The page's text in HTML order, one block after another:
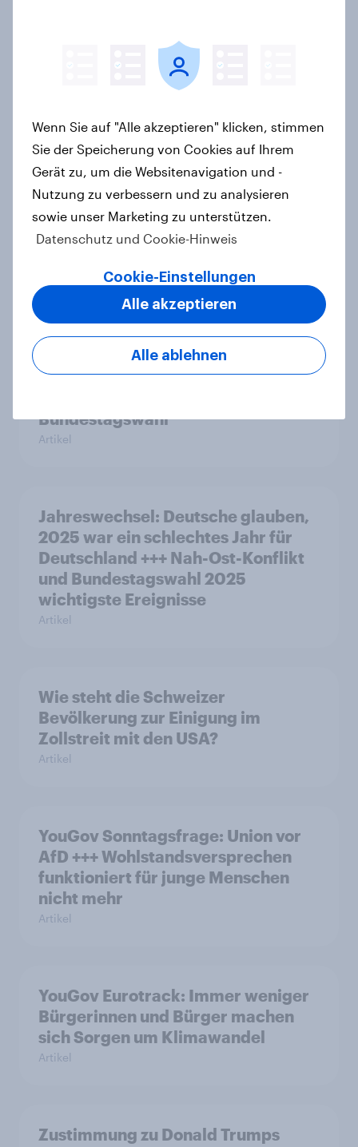
Europäerinnen und Europäer die
transatlantischen Beziehungen
YouGov Sonntagsfrage Februar
2026: Zustimmung zur Union bleibt
unter Bundestagswahl-Ergebnis +++
Zufriedenheit mit Bundesregierung
YouGov Sonntagsfrage: Union und
AfD weiter gleichauf, SPD auf
Bundestagswahl
Artikel
Jahreswechsel: Deutsche glauben,
2025 war ein schlechtes Jahr für
Deutschland +++ Nah-Ost-Konflikt
und Bundestagswahl 2025
wichtigste Ereignisse
Artikel
Wie steht die Schweizer
Bevölkerung zur Einigung im
Zollstreit mit den USA?
Artikel
YouGov Sonntagsfrage: Union vor
AfD +++ Wohlstandsversprechen
funktioniert für junge Menschen
nicht mehr
Artikel
YouGov Eurotrack: Immer weniger
Bürgerinnen und Bürger machen
sich Sorgen um Klimawandel
Artikel
Zustimmung zu Donald Trumps
Wenn Sie auf "Alle akzeptieren" klicken, stimmen
Sie der Speicherung von Cookies auf Ihrem
Gerät zu, um die Websitenavigation und -
Nutzung zu verbessern und zu analysieren
sowie unser Marketing zu unterstützen.
Datenschutz und Cookie-Hinweis
Cookie-Einstellungen
Alle ablehnen
Alle akzeptieren